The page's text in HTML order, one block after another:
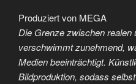
Produziert von MEGA
Die Grenze zwischen realen
verschwimmt zunehmend,
Medien beeinträchtigt.
Bildproduktion, sodass